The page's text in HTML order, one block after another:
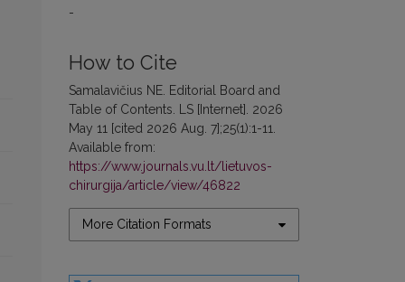
-
How to Cite
Samalavičius NE. Editorial Board and
Table of Contents. LS [Internet]. 2026
May 11 [cited 2026 Aug. 7];25(1):1-11.
Available from:
https://www.journals.vu.lt/lietuvos-
chirurgija/article/view/46822
More Citation Formats